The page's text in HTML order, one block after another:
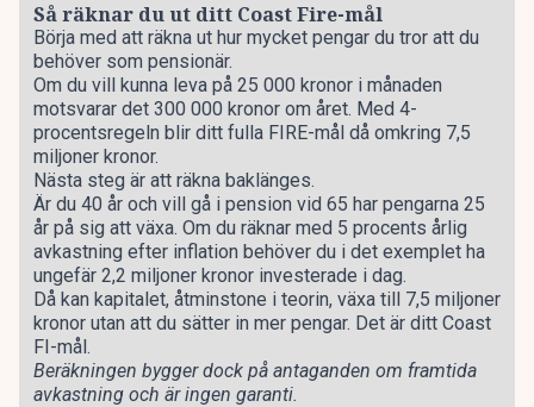
Så räknar du ut ditt Coast Fire-mål
Börja med att räkna ut hur mycket pengar du tror att du
behöver som pensionär.
Om du vill kunna leva på 25 000 kronor i månaden
motsvarar det 300 000 kronor om året. Med 4-
procentsregeln blir ditt fulla FIRE-mål då omkring 7,5
miljoner kronor.
Nästa steg är att räkna baklänges.
Är du 40 år och vill gå i pension vid 65 har pengarna 25
år på sig att växa. Om du räknar med 5 procents årlig
avkastning efter inflation behöver du i det exemplet ha
ungefär 2,2 miljoner kronor investerade i dag.
Då kan kapitalet, åtminstone i teorin, växa till 7,5 miljoner
kronor utan att du sätter in mer pengar. Det är ditt Coast
FI-mål.
Beräkningen bygger dock på antaganden om framtida
avkastning och är ingen garanti.